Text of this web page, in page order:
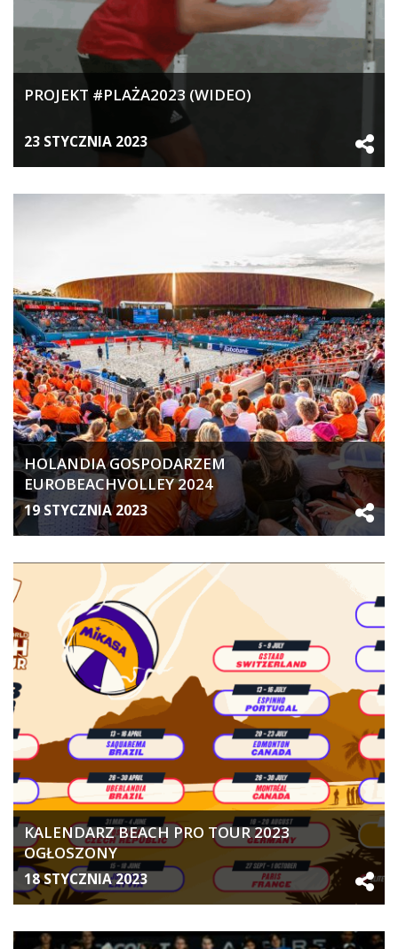
PROJEKT #PLAŻA2023 (WIDEO)
23 STYCZNIA 2023
HOLANDIA GOSPODARZEM
EUROBEACHVOLLEY 2024
19 STYCZNIA 2023
KALENDARZ BEACH PRO TOUR 2023
OGŁOSZONY
18 STYCZNIA 2023